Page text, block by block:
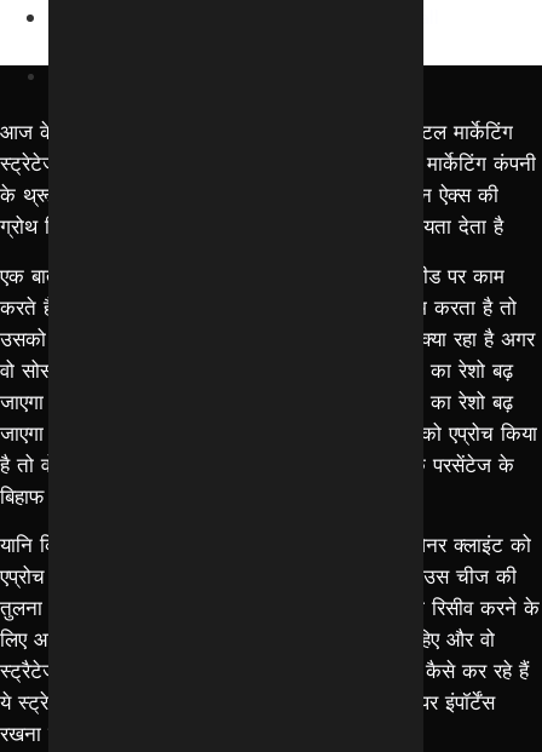
आज के एरा को देखकर ये बहुत जरूरी है कि आपकी
डिजिटल मार्केटिंग
स्ट्रेटेजी
किस डिजिटल मार्केटिंग एजेंसी या किस डिजिटल मार्केटिंग कंपनी
के थ्रू बनी है यही कहीं न कहीं आपके बिजनेस को एक टेन ऐक्स की
ग्रोथ दिलाने में या हंड्रेड ऐक्स की ग्रोथ दिलाने में भी सहायता देता है
एक बात हमें सोचने वाली है वो ये कि जब भी आपके आप लीड पर काम
करते हैं एक बिजनेस ओनर जब भी किसी एक लीड पर काम करता है तो
उसको ये बहुत जरूरी है समझना कि वो इंक्वायरी का सोर्स क्या रहा है अगर
वो सोर्स इंक्वायरी खुद आगे लेके आई है तो वहाँ पर कन्वर्जन का रेशो बढ़
जाएगा अगर वो इंक्वायरी एड के थ्रू आई है तो भी कन्वर्जन का रेशो बढ़
जाएगा लेकिन अगर किसी बिजनेस ओनर ने किसी क्लाइंट को एप्रोच किया
है तो वो परसेंटेज ऑफ कन्वर्जन आपकी रिसीव्ड इंक्वायरी के परसेंटेज के
बिहाफ पर कम देता है
यानि कि सीधे सरल शब्दों में कहें कि अगर कोई
बिजनेस ओनर क्लाइंटको
एप्रोच करता है तो वहाँ पर कन्वर्जन के चांसेस कम होते हैं उस चीज की
तुलना में जहाँ पर आपको इंक्वायरी रिसीव हुई है तो इंक्वायरी रिसीव करने के
लिए आपको एक टॉप डिजिटल मार्केटिंग स्ट्रैटेजी होनी चाहिए और वो
स्ट्रैटेजी होनी चाहिए कि आपको अपने बिजनेस को प्रमोट कैसे कर रहे हैं
ये स्ट्रेटेजी में आपका इसमें आपका सबसे पहले पाँच पॉइंट पर इंपॉर्टेंस
रखना है